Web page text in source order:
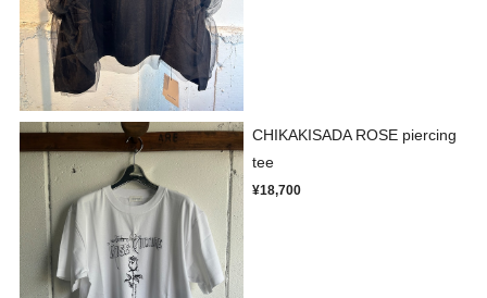
CHIKAKISADA ROSE piercing
tee
¥18,700